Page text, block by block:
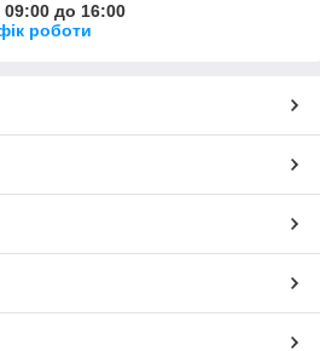
до 16:00
роботи